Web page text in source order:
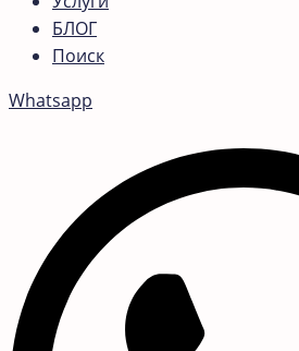
БЛОГ
Поиск
Whatsapp